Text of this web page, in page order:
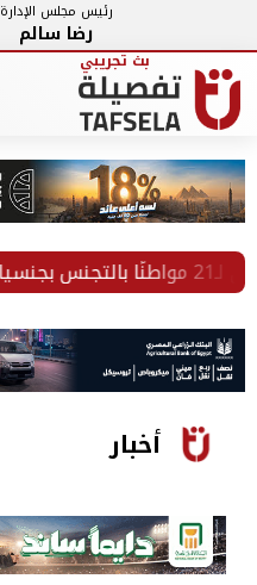
رئيس مجلس الإدارة
رضا سالم
أخبار